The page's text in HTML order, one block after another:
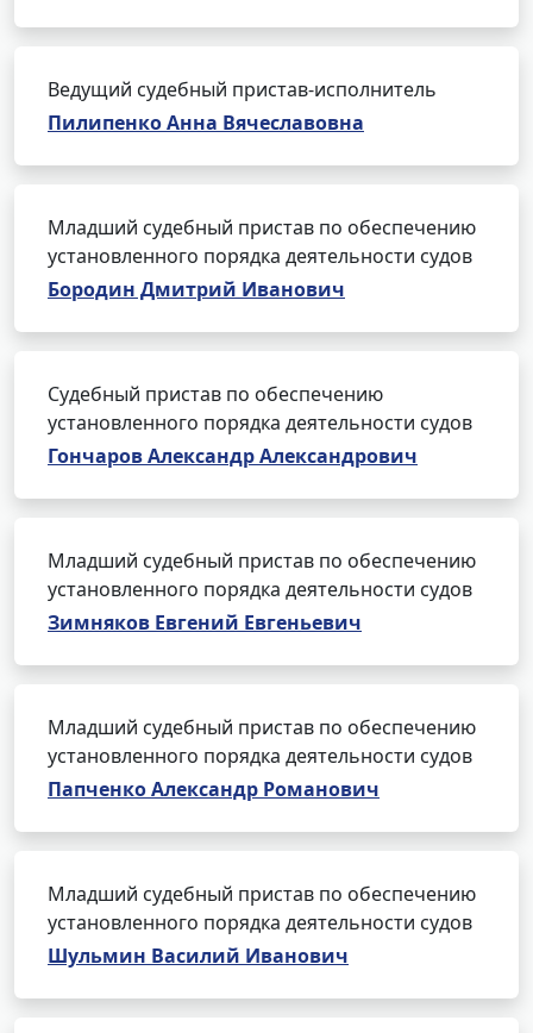
Ведущий судебный пристав-исполнитель
Пилипенко Анна Вячеславовна
Младший судебный пристав по обеспечению
установленного порядка деятельности судов
Бородин Дмитрий Иванович
Судебный пристав по обеспечению
установленного порядка деятельности судов
Гончаров Александр Александрович
Младший судебный пристав по обеспечению
установленного порядка деятельности судов
Зимняков Евгений Евгеньевич
Младший судебный пристав по обеспечению
установленного порядка деятельности судов
Папченко Александр Романович
Младший судебный пристав по обеспечению
установленного порядка деятельности судов
Шульмин Василий Иванович